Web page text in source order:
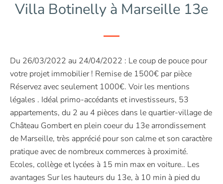
Villa Botinelly à Marseille 13e
Du 26/03/2022 au 24/04/2022 : Le coup de pouce pour
votre projet immobilier ! Remise de 1500€ par pièce
Réservez avec seulement 1000€. Voir les mentions
légales . Idéal primo-accédants et investisseurs, 53
appartements, du 2 au 4 pièces dans le quartier-village de
Château Gombert en plein coeur du 13e arrondissement
de Marseille, très apprécié pour son calme et son caractère
pratique avec de nombreux commerces à proximité.
Ecoles, collège et lycées à 15 min max en voiture.. Les
avantages Sur les hauteurs du 13e, à 10 min à pied du